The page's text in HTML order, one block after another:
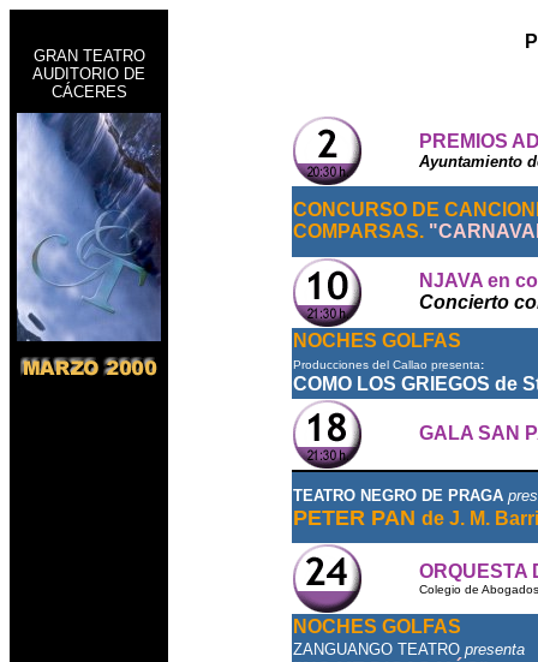
GRAN TEATRO
AUDITORIO DE
CÁCERES
PREMIOS
Ayuntamiento
CONCURSO DE
COMPARSAS.
NJAVA en
Concierto
NOCHES GOLFAS
Producciones del Callao presenta:
COMO LOS GRIEGOS de
GALA SAN
TEATRO NEGRO DE PRAGA
PETER PAN de J. M.
ORQUESTA
Colegio de
NOCHES GOLFAS
ZANGUANGO TEATRO presenta